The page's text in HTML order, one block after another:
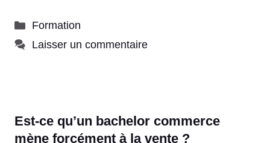
Catégories
Formation
Laisser un commentaire
Est-ce qu’un bachelor commerce
mène forcément à la vente ?